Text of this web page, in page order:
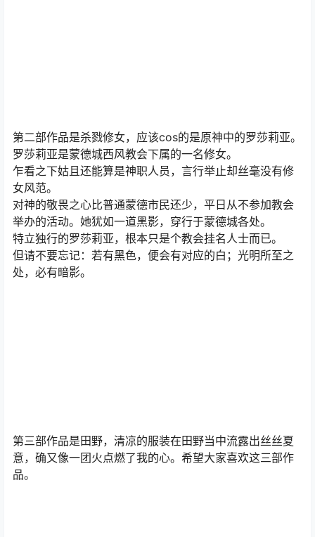
第二部作品是杀戮修女，应该cos的是原神中的罗莎莉亚。
罗莎莉亚是蒙德城西风教会下属的一名修女。
乍看之下姑且还能算是神职人员，言行举止却丝毫没有修
女风范。
对神的敬畏之心比普通蒙德市民还少，平日从不参加教会
举办的活动。她犹如一道黑影，穿行于蒙德城各处。
特立独行的罗莎莉亚，根本只是个教会挂名人士而已。
但请不要忘记：若有黑色，便会有对应的白；光明所至之
处，必有暗影。
第三部作品是田野，清凉的服装在田野当中流露出丝丝夏
意，确又像一团火点燃了我的心。希望大家喜欢这三部作
品。